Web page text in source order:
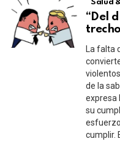
Salud
“Del
La falta
de la
expresa
su
cumplir.